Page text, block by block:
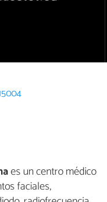
es un centro médico
faciales,